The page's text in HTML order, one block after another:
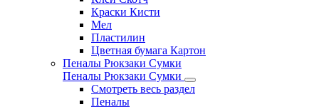
Краски Кисти
Мел
Пластилин
Цветная бумага Картон
Пеналы Рюкзаки Сумки
Пеналы Рюкзаки Сумки
Смотреть весь раздел
Пеналы